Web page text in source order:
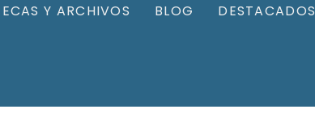
Y ARCHIVOS BLOG DESTACADOS